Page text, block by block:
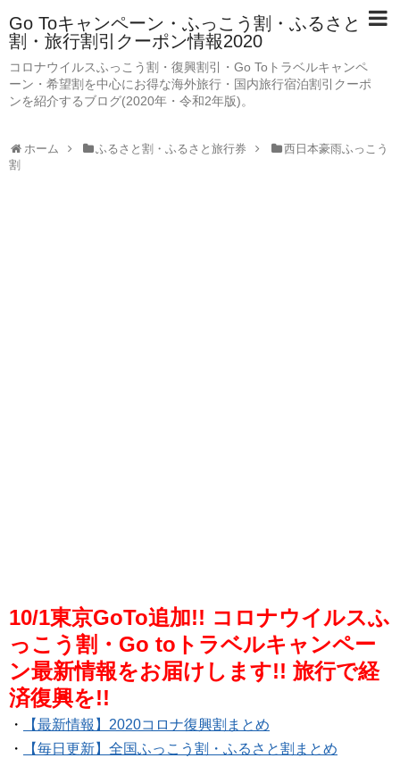
Go Toキャンペーン・ふっこう割・ふるさと
割・旅行割引クーポン情報2020
コロナウイルスふっこう割・復興割引・Go Toトラベルキャンペ
ーン・希望割を中心にお得な海外旅行・国内旅行宿泊割引クーポ
ンを紹介するブログ(2020年・令和2年版)。
ホーム ふるさと割・ふるさと旅行券
西日本豪雨ふっこう
割
10/1東京GoTo追加!! コロナウイルスふ
っこう割・Go toトラベルキャンペー
ン最新情報をお届けします!! 旅行で経
済復興を!!
・
【最新情報】2020コロナ復興割まとめ
・
【毎日更新】全国ふっこう割・ふるさと割まとめ